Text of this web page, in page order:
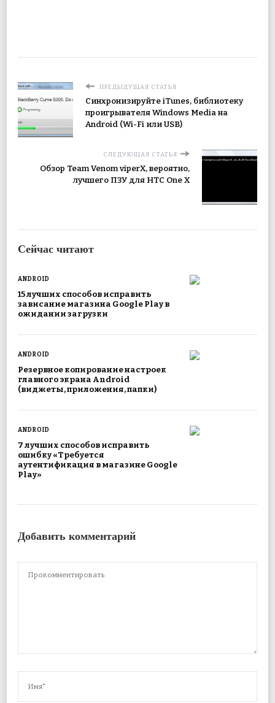
ПРЕДЫДУЩАЯ СТАТЬЯ
Синхронизируйте iTunes, библиотеку
проигрывателя Windows Media на
Android (Wi-Fi или USB)
СЛЕДУЮЩАЯ СТАТЬЯ
Обзор Team Venom viperX, вероятно,
лучшего ПЗУ для HTC One X
Сейчас читают
ANDROID
15 лучших способов исправить
зависание магазина Google Play в
ожидании загрузки
ANDROID
Резервное копирование настроек
главного экрана Android
(виджеты, приложения, папки)
ANDROID
7 лучших способов исправить
ошибку «Требуется
аутентификация в магазине Google
Play»
Добавить комментарий